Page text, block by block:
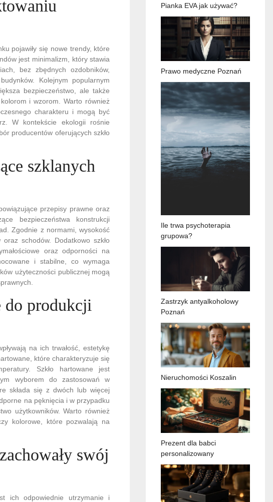
pojawiły się nowe trendy, które
jest minimalizm, który stawia
bez zbędnych ozdobników,
Kolejnym popularnym
bezpieczeństwo, ale także
i wzorom. Warto również
charakteru i mogą być
W kontekście ekologii rośnie
producentów oferujących szkło
szklanych
przepisy prawne oraz
bezpieczeństwa konstrukcji
Zgodnie z normami, wysokość
schodów. Dodatkowo szkło
oraz odporności na
i stabilne, co wymaga
użyteczności publicznej mogą
do produkcji
na ich trwałość, estetykę
które charakteryzuje się
Szkło hartowane jest
wyborem do zastosowań w
składa się z dwóch lub więcej
na pęknięcia i w przypadku
użytkowników. Warto również
kolorowe, które pozwalają na
swój
ich odpowiednie utrzymanie i
Pianka EVA jak używać?
Prawo medyczne Poznań
Ile trwa psychoterapia
grupowa?
Zastrzyk antyalkoholowy
Poznań
Nieruchomości Koszalin
Prezent dla babci
personalizowany